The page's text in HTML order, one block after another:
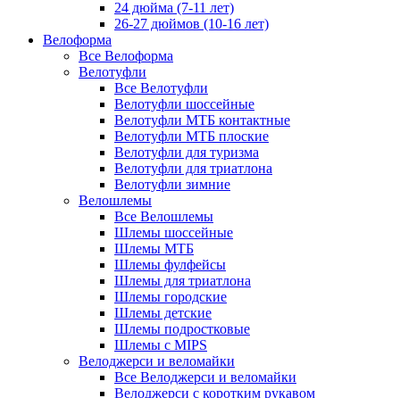
24 дюйма (7-11 лет)
26-27 дюймов (10-16 лет)
Велоформа
Все Велоформа
Велотуфли
Все Велотуфли
Велотуфли шоссейные
Велотуфли МТБ контактные
Велотуфли МТБ плоские
Велотуфли для туризма
Велотуфли для триатлона
Велотуфли зимние
Велошлемы
Все Велошлемы
Шлемы шоссейные
Шлемы МТБ
Шлемы фулфейсы
Шлемы для триатлона
Шлемы городские
Шлемы детские
Шлемы подростковые
Шлемы с MIPS
Велоджерси и веломайки
Все Велоджерси и веломайки
Велоджерси с коротким рукавом